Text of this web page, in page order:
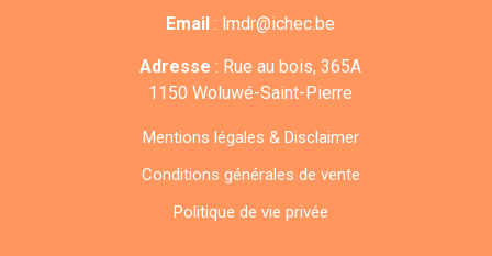
Email : lmdr@ichec.be
Adresse : Rue au bois, 365A
1150 Woluwé-Saint-Pierre
Mentions légales & Disclaimer
Conditions générales de vente
Politique de vie privée